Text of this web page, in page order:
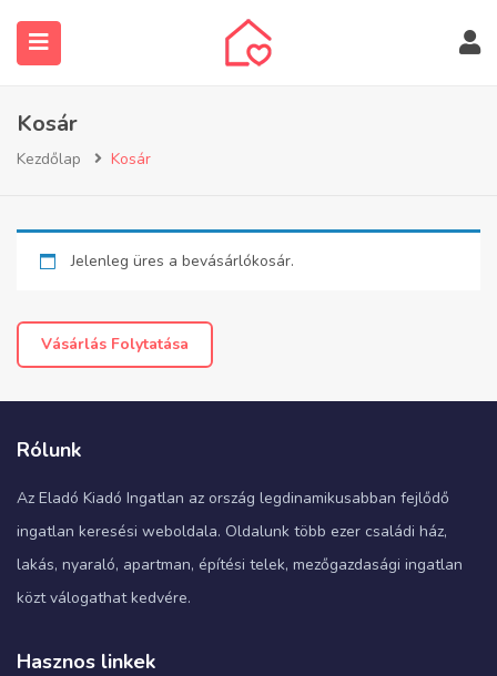
(Ingatlanos keresése)
Kosár
Kezdőlap Kosár
Jelenleg üres a bevásárlókosár.
Vásárlás Folytatása
Rólunk
Az Eladó Kiadó Ingatlan az ország legdinamikusabban fejlődő
ingatlan keresési weboldala. Oldalunk több ezer családi ház,
lakás, nyaraló, apartman, építési telek, mezőgazdasági ingatlan
közt válogathat kedvére.
Hasznos linkek